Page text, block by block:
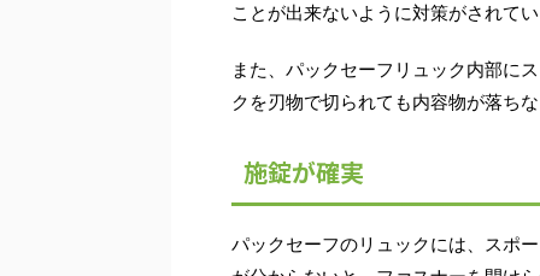
ことが出来ないように対策がされて
また、パックセーフリュック内部に
クを刃物で切られても内容物が落ち
施錠が確実
パックセーフのリュックには、スポ